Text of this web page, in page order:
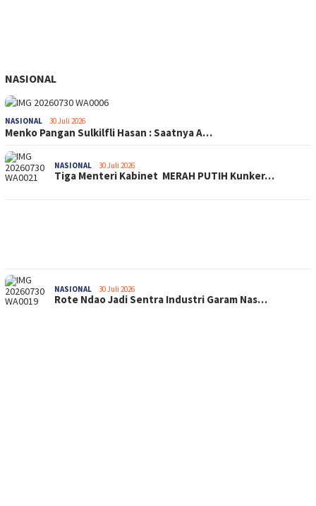
NASIONAL
NASIONAL 30 Juli 2026
Menko Pangan Sulkilfli Hasan : Saatnya A…
NASIONAL 30 Juli 2026
Tiga Menteri Kabinet MERAH PUTIH Kunker…
NASIONAL 30 Juli 2026
Rote Ndao Jadi Sentra Industri Garam Nas…